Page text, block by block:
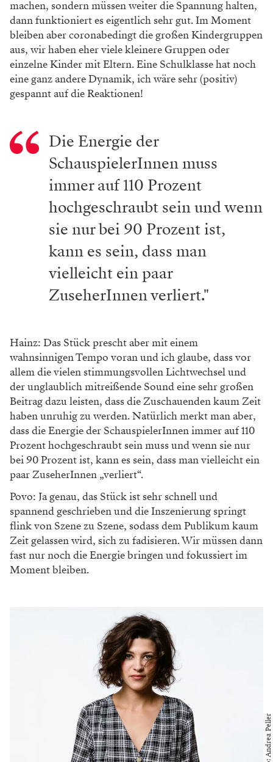
Soffi Povo ist Amira.
Ohne erhobenen Zeigefinger
Astl: Ich finde grundsätzlich, dass man jedes Thema am
Theater aufgreifen darf und soll. Es ist
Das wurde auf jeden Fall in allen Abteilungen gemacht.
Zusätzlich haben wir auch in der Gruppe diskutiert,
bei den Proben war die Dramaturgie fast immer
anwesend und am Text wurde laufend getüftelt, hier
und da angepasst und optimiert.
Hainz: Das Schöne am Theater ist meiner Meinung
nach, dass Geschichten erzählt werden und jedes
Thema bearbeitet werden kann, darf, muss und soll. In
diesem konkreten Fall wurde sehr viel über das Thema
diskutiert und wir haben versucht so respektvoll und
wertschätzend damit umzugehen wie nur möglich.
Keine Zeit für Langeweile
Das Stück ist für Kinder ab 11 Jahren: Gar keine
einfache Zielgruppe mehr. Man verliert sie schneller als
damit den Kindern nicht fad wird und sie auf ihren
Stühlen herumwetzen?
Astl: Da hat er wahrscheinlich ganz recht. Ich glaube,
er war sich dessen beim Schreiben und Inszenieren von
Krieg der Welten sehr bewusst und hat uns ganz gut
gerüstet. Es gibt viel Action und Effekte, da bleiben sie
schon dran. Wenn es später im Stück zwischendurch
ruhiger wird, dürfen wir es uns einfach nicht gemütlich
machen, sondern müssen weiter die Spannung halten,